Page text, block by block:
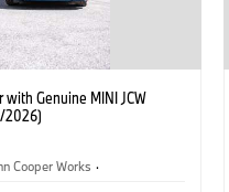
with Genuine MINI JCW
2026)
Cooper Works ·